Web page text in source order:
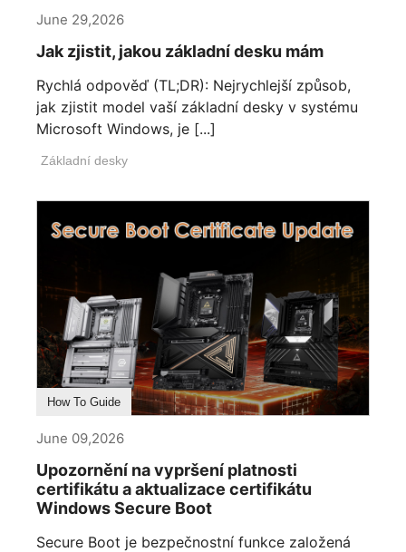
June 29,2026
Jak zjistit, jakou základní desku mám
Rychlá odpověď (TL;DR): Nejrychlejší způsob,
jak zjistit model vaší základní desky v systému
Microsoft Windows, je [...]
Základní desky
How To Guide
June 09,2026
Upozornění na vypršení platnosti
certifikátu a aktualizace certifikátu
Windows Secure Boot
Secure Boot je bezpečnostní funkce založená